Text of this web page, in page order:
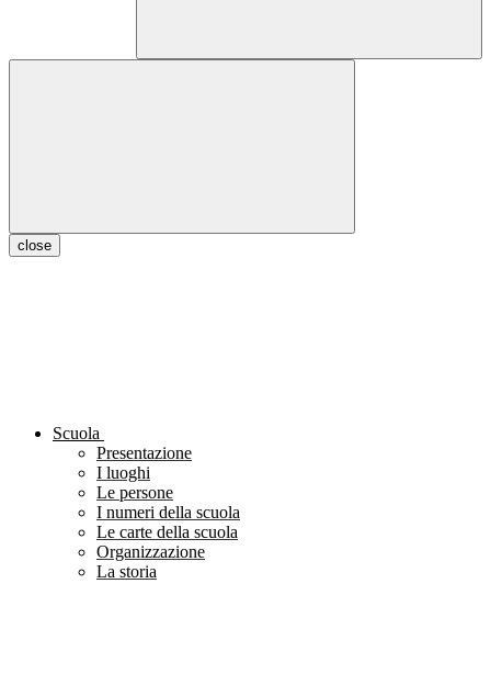
close
Scuola
Presentazione
I luoghi
Le persone
I numeri della scuola
Le carte della scuola
Organizzazione
La storia